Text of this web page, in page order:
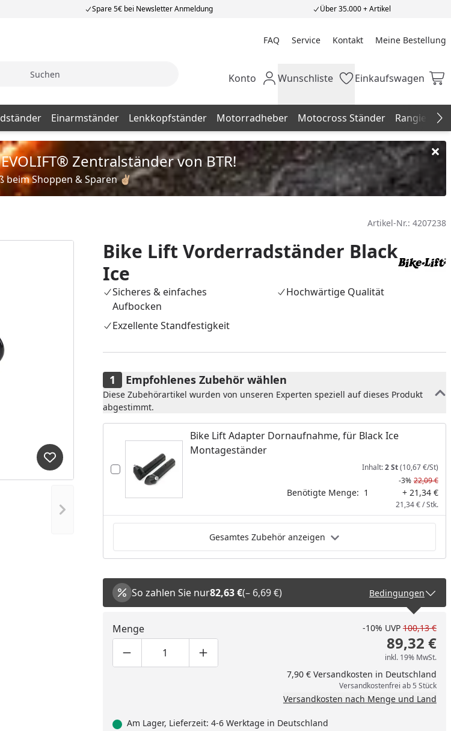
Spare 5€ bei Newsletter Anmeldung Über 35.000 + Artikel
FAQ Service Kontakt Meine Bestellung
Meine Bestellung
Mein Konto
Konto Wunschliste
Wunschliste Einkaufswagen
Einkaufswagen
Einarmständer Lenkkopfständer Motorradheber Motocross Ständer Rangierhilfe
EVOLIFT® Zentralständer von BTR!
beim Shoppen & Sparen ✌🏼
Artikel-Nr.: 4207238
Nächstes Bild anzeigen
Produkt zur Wunschliste hinzufügen
Bike Lift Vorderradständer Black
Ice
Sicheres & einfaches
Aufbocken
Hochwärtige Qualität
Exzellente Standfestigkeit
Empfohlenes Zubehör wählen
Diese Zubehörartikel wurden von unseren Experten speziell auf dieses Produkt
abgestimmt.
Bike Lift Adapter Dornaufnahme, für Black Ice
Montageständer
Inhalt:2 St(10,67 €/St)
-3% 22,09 €
Benötigte Menge: 1 + 21,34 €
21,34 € / Stk.
Gesamtes Zubehör anzeigen
So zahlen Sie nur82,63 €(– 6,69 €) Bedingungen
Menge
Produktmenge um eins verringern
Produktmenge manuell eingeben
Produktmenge um eins erhöhen
-10% UVP 100,13 €
89,32 €
inkl. 19% MwSt.
7,90 € Versandkosten in Deutschland
Versandkostenfrei ab 5 Stück
Versandkosten nach Menge und Land
Am Lager, Lieferzeit: 4-6 Werktage in Deutschland